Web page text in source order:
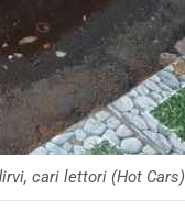
cari lettori (Hot Cars)